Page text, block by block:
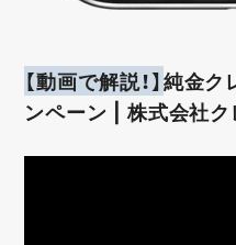
【動画で解説！】純金ク
ンペーン | 株式会社ク